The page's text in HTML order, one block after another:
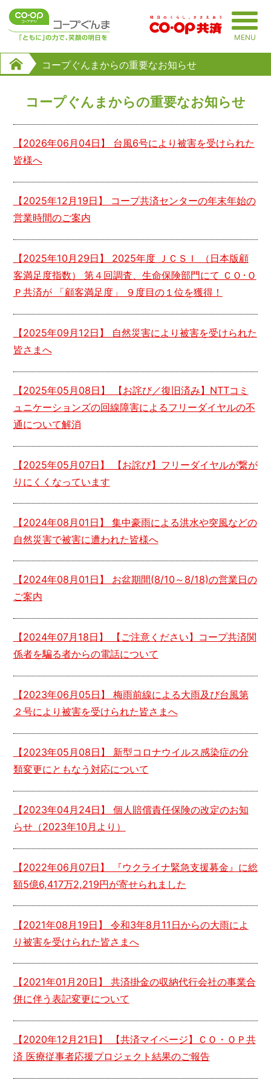
Skip
content
MENU
コープぐんまからの重要なお知らせ
コープぐんまからの重要なお知らせ
【2026年06月04日 】 台風6号により被害を受けられた
皆様へ
【2025年12月19日 】 コープ共済センターの年末年始の
営業時間のご案内
【2025年10月29日 】 2025年度 ＪＣＳＩ （日本版顧
客満足度指数） 第４回調査、生命保険部門にて ＣＯ･Ｏ
Ｐ共済が 「顧客満足度」 ９度目の１位を獲得！
【2025年09月12日 】 自然災害により被害を受けられた
皆さまへ
【2025年05月08日 】 【お詫び／復旧済み】NTTコミ
ュニケーションズの回線障害によるフリーダイヤルの不
通について解消
【2025年05月07日 】 【お詫び】フリーダイヤルが繋が
りにくくなっています
【2024年08月01日 】 集中豪雨による洪水や突風などの
自然災害で被害に遭われた皆様へ
【2024年08月01日 】 お盆期間(8/10～8/18)の営業日の
ご案内
【2024年07月18日 】 【ご注意ください】コープ共済関
係者を騙る者からの電話について
【2023年06月05日 】 梅雨前線による大雨及び台風第
２号により被害を受けられた皆さまへ
【2023年05月08日 】 新型コロナウイルス感染症の分
類変更にともなう対応について
【2023年04月24日 】 個人賠償責任保険の改定のお知
らせ（2023年10月より）
【2022年06月07日 】 『ウクライナ緊急支援募金』に総
額5億6,417万2,219円が寄せられました
【2021年08月19日 】 令和3年8月11日からの大雨によ
り被害を受けられた皆さまへ
【2021年01月20日 】 共済掛金の収納代行会社の事業合
併に伴う表記変更について
【2020年12月21日 】 【共済マイページ】ＣＯ・ＯＰ共
済 医療従事者応援プロジェクト結果のご報告